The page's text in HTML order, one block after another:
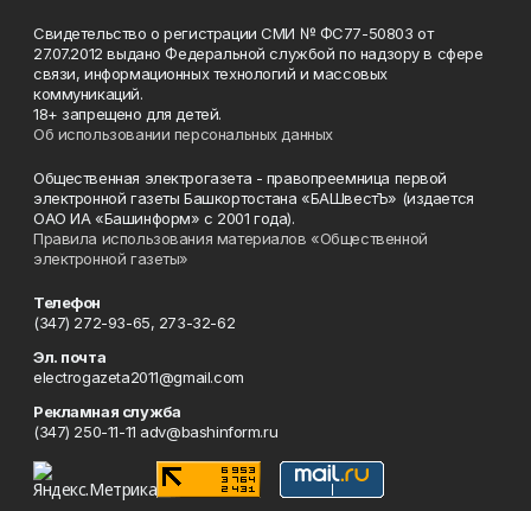
Свидетельство о регистрации СМИ № ФС77-50803 от
27.07.2012 выдано Федеральной службой по надзору в сфере
связи, информационных технологий и массовых
коммуникаций.
18+ запрещено для детей.
Об использовании персональных данных
Общественная электрогазета - правопреемница первой
электронной газеты Башкортостана «БАШвестЪ» (издается
ОАО ИА «Башинформ» с 2001 года).
Правила использования материалов «Общественной
электронной газеты»
Телефон
(347) 272-93-65, 273-32-62
Эл. почта
electrogazeta2011@gmail.com
Рекламная служба
(347) 250-11-11 adv@bashinform.ru